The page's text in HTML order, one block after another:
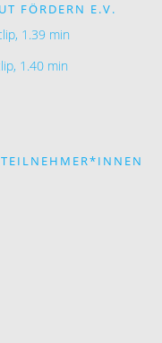
FÖRDERN E.V.
1.39 min
1.40 min